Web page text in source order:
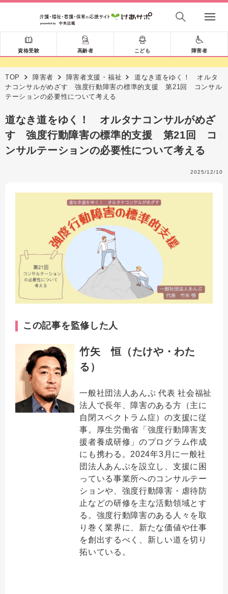
資格受験 高齢者 こども 障害者
TOP 障害者 障害者支援・福祉
道なき道をゆく！ オルタ
ナコンサルがめざす 強度行動障害の標準的支援 第21回 コンサル
テーションの必要性について考える
道なき道をゆく！ オルタナコンサルがめざ
す 強度行動障害の標準的支援 第21回 コ
ンサルテーションの必要性について考える
2025/12/10
この記事を監修した人
竹矢 恒（たけや・わた
る）
一般社団法人あんぷ 代表 社会福祉
法人で長年、障害のある方（主に
自閉スペクトラム症）の支援に従
事。厚生労働省「強度行動障害支
援者養成研修」のプログラム作成
にも携わる。2024年3月に一般社
団法人あんぷを設立し、支援に困
っている事業所へのコンサルテー
ションや、強度行動障害・虐待防
止などの研修を主な活動領域とす
る。強度行動障害のある人々を取
り巻く業界に、新たな価値や仕事
を創出するべく、新しい道を切り
拓いている。